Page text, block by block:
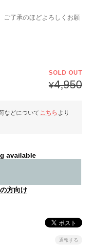
ご了承のほどよろしくお願
SOLD OUT
¥4,950
などについて こちら より
available
方向け
通報する